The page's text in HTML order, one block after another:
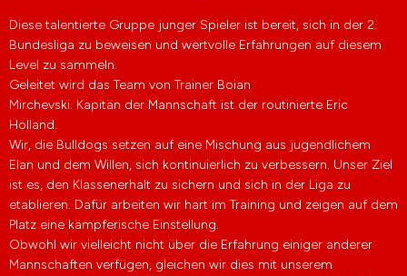
Diese talentierte Gruppe junger Spieler ist bereit, sich in der 2.
Bundesliga zu beweisen und wertvolle Erfahrungen auf diesem
Level zu sammeln.
Geleitet wird das Team von Trainer Boian
Mirchevski. Kapitän der Mannschaft ist der routinierte Eric
Holland.
Wir, die Bulldogs setzen auf eine Mischung aus jugendlichem
Elan und dem Willen, sich kontinuierlich zu verbessern. Unser Ziel
ist es, den Klassenerhalt zu sichern und sich in der Liga zu
etablieren. Dafür arbeiten wir hart im Training und zeigen auf dem
Platz eine kämpferische Einstellung.
Obwohl wir vielleicht nicht über die Erfahrung einiger anderer
Mannschaften verfügen, gleichen wir dies mit unserem